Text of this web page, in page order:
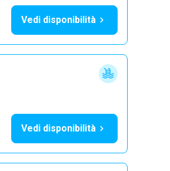
Vedi disponibilità
Vedi disponibilità